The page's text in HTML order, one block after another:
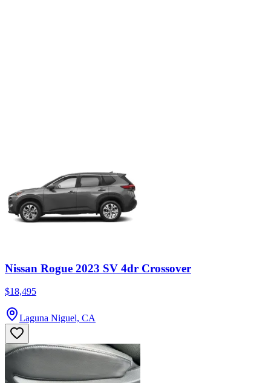
Nissan Rogue 2023 SV 4dr Crossover
$18,495
Laguna Niguel, CA